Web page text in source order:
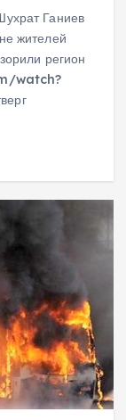
Ганиев
жителей
регион
watch?